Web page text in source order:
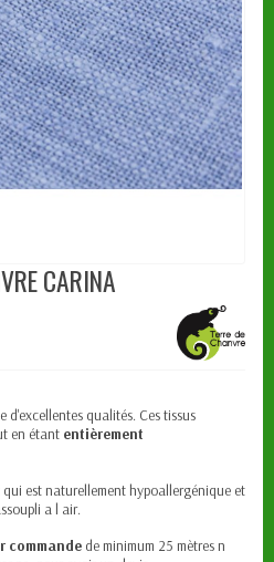
CARINA
d'excellentes qualités. Ces tissus
en étant entièrement
qui est naturellement hypoallergénique et
a l air.
commande de minimum 25 mètres n